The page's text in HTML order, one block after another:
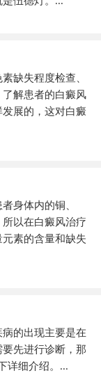
缺失程度检查、
解患者的白癜风
展的，这对白癜
身体内的铜、
以在白癜风治疗
素的含量和缺失
的出现主要是在
先进行诊断，那
详细介绍。...